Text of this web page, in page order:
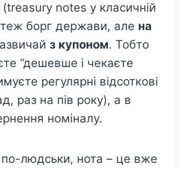
(treasury notes у класичній
теж борг держави, але на
з купоном. Тобто
“дешевше і чекаєте
регулярні відсоткові
раз на пів року), а в
номіналу.
людськи, нота – це вже